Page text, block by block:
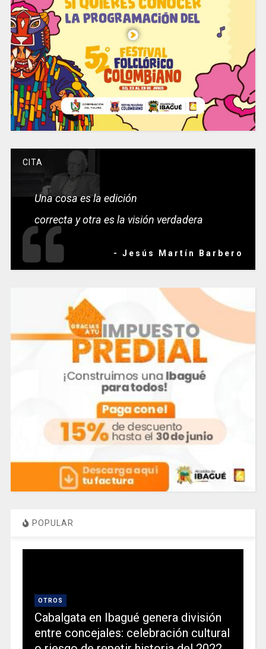
CITA
Una cosa es la edición
correcta y otra es la visión verdadera
- Jesús Martín Barbero
POPULAR
OTROS
Cabalgata en Ibagué genera división
entre concejales: celebración cultural